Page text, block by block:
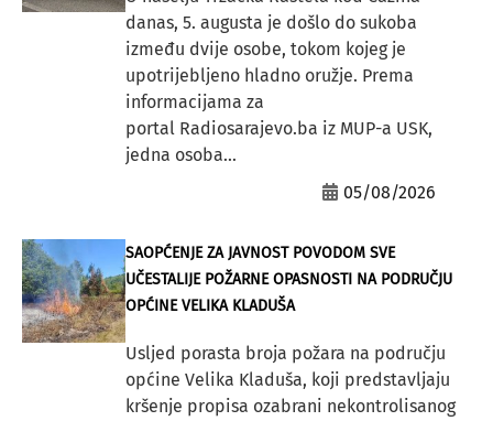
danas, 5. augusta je došlo do sukoba
između dvije osobe, tokom kojeg je
upotrijebljeno hladno oružje. Prema
informacijama za
portal Radiosarajevo.ba iz MUP-a USK,
jedna osoba...
05/08/2026
SAOPĆENJE ZA JAVNOST POVODOM SVE
UČESTALIJE POŽARNE OPASNOSTI NA PODRUČJU
OPĆINE VELIKA KLADUŠA
Usljed porasta broja požara na području
općine Velika Kladuša, koji predstavljaju
kršenje propisa ozabrani nekontrolisanog